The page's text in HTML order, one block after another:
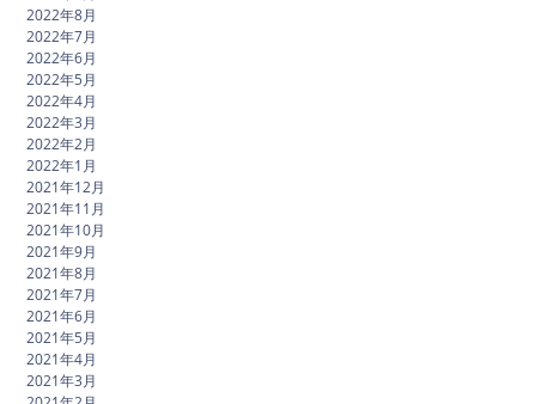
2022年8月
2022年7月
2022年6月
2022年5月
2022年4月
2022年3月
2022年2月
2022年1月
2021年12月
2021年11月
2021年10月
2021年9月
2021年8月
2021年7月
2021年6月
2021年5月
2021年4月
2021年3月